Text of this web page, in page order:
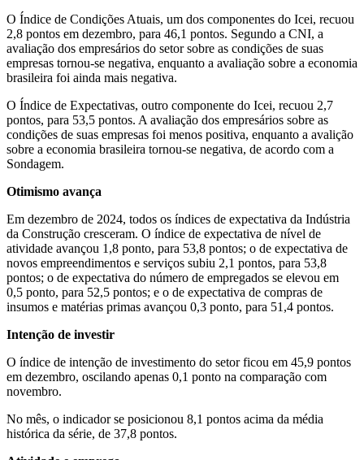
O Índice de Condições Atuais, um dos componentes do Icei, recuou
2,8 pontos em dezembro, para 46,1 pontos. Segundo a CNI, a
avaliação dos empresários do setor sobre as condições de suas
empresas tornou-se negativa, enquanto a avaliação sobre a economia
brasileira foi ainda mais negativa.
O Índice de Expectativas, outro componente do Icei, recuou 2,7
pontos, para 53,5 pontos. A avaliação dos empresários sobre as
condições de suas empresas foi menos positiva, enquanto a avalição
sobre a economia brasileira tornou-se negativa, de acordo com a
Sondagem.
Otimismo avança
Em dezembro de 2024, todos os índices de expectativa da Indústria
da Construção cresceram. O índice de expectativa de nível de
atividade avançou 1,8 ponto, para 53,8 pontos; o de expectativa de
novos empreendimentos e serviços subiu 2,1 pontos, para 53,8
pontos; o de expectativa do número de empregados se elevou em
0,5 ponto, para 52,5 pontos; e o de expectativa de compras de
insumos e matérias primas avançou 0,3 ponto, para 51,4 pontos.
Intenção de investir
O índice de intenção de investimento do setor ficou em 45,9 pontos
em dezembro, oscilando apenas 0,1 ponto na comparação com
novembro.
No mês, o indicador se posicionou 8,1 pontos acima da média
histórica da série, de 37,8 pontos.